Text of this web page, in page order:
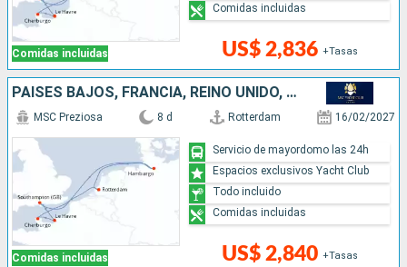
Comidas incluidas US$ 2,836 +Tasas
Comidas incluidas
PAISES BAJOS, FRANCIA, REINO UNIDO, ALEMANIA
Comidas incluidas
MSC Preziosa 8 d Rotterdam 16/02/2027
US$ 2,840 +Tasas
Servicio de mayordomo las 24h
Espacios exclusivos Yacht Club
Todo incluido
Comidas incluidas